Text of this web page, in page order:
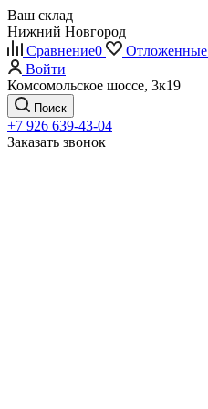
Ваш склад
Нижний Новгород
Сравнение0 Отложенные
Войти
Комсомольское шоссе, 3к19
Поиск
+7 926 639-43-04
Заказать звонок